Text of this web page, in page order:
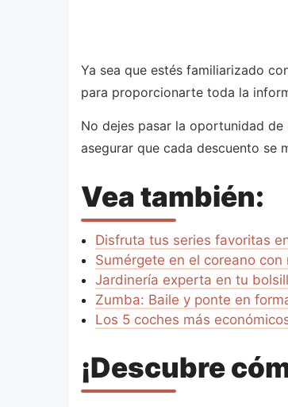
Ya sea que estés familiarizado
para proporcionarte toda la
No dejes pasar la oportunidad
asegurar que cada descuento se
Vea también:
Disfruta tus series favoritas
Sumérgete en el coreano con
Jardinería experta en tu
Zumba: Baile y ponte en
Los 5 coches más
¡Descubre